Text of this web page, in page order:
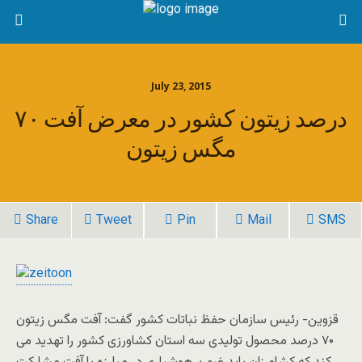
July 23, 2015
۷۰ درصد زیتون کشور در معرض آفت
مگس زیتون
Share Tweet Pin Mail SMS
قزوین- رئیس سازمان حفظ نباتات کشور گفت: آفت مگس زیتون
۷۰ درصد محصول تولیدی سه استان کشاورزی کشور را تهدید می